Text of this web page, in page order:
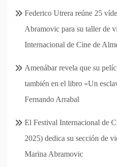
Federico Utrera reúne 25
Abramovic para su taller de
Internacional de Cine de
Amenábar revela que su
también en el libro «Un
Fernando Arrabal
El Festival Internacional de
2025) dedica su sección de
Marina Abramovic